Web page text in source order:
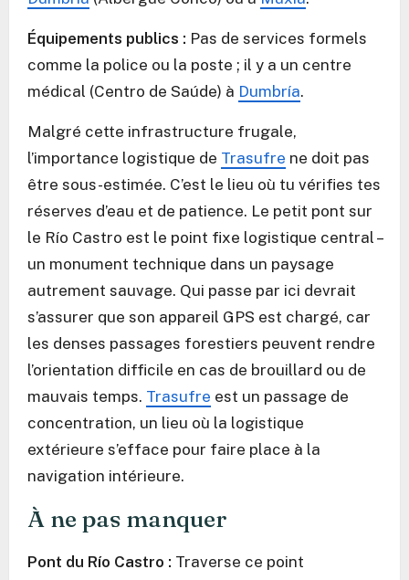
Équipements publics : Pas de services formels
comme la police ou la poste ; il y a un centre
médical (Centro de Saúde) à Dumbría.
Malgré cette infrastructure frugale,
l’importance logistique de Trasufre ne doit pas
être sous-estimée. C’est le lieu où tu vérifies tes
réserves d’eau et de patience. Le petit pont sur
le Río Castro est le point fixe logistique central –
un monument technique dans un paysage
autrement sauvage. Qui passe par ici devrait
s’assurer que son appareil GPS est chargé, car
les denses passages forestiers peuvent rendre
l’orientation difficile en cas de brouillard ou de
mauvais temps. Trasufre est un passage de
concentration, un lieu où la logistique
extérieure s’efface pour faire place à la
navigation intérieure.
À ne pas manquer
Pont du Río Castro : Traverse ce point